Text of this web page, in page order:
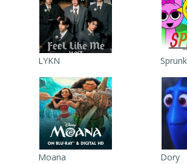
LYKN
Moana Dory